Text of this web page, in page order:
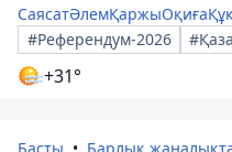
СаясатӘлемҚаржыОқиға
#Референдум-2026
+31°